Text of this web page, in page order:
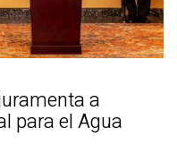
a
para el Agua